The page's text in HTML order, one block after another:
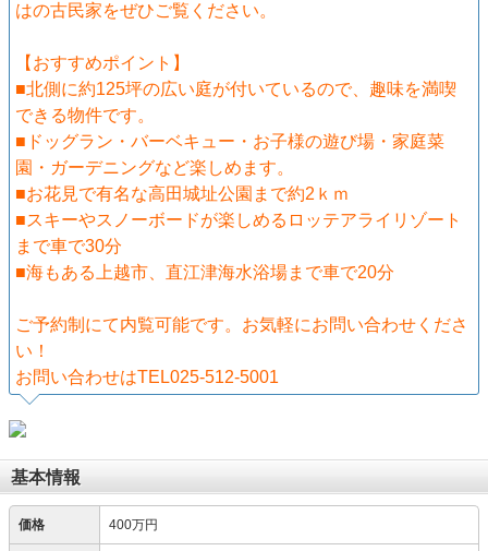
はの古民家をぜひご覧ください。
【おすすめポイント】
■北側に約125坪の広い庭が付いているので、趣味を満喫
できる物件です。
■ドッグラン・バーベキュー・お子様の遊び場・家庭菜
園・ガーデニングなど楽しめます。
■お花見で有名な高田城址公園まで約2ｋｍ
■スキーやスノーボードが楽しめるロッテアライリゾート
まで車で30分
■海もある上越市、直江津海水浴場まで車で20分
ご予約制にて内覧可能です。お気軽にお問い合わせくださ
い！
お問い合わせはTEL025-512-5001
基本情報
価格 400万円